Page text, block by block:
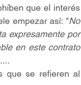
que el interés
empezar así: "No
expresamente por
en este contrato
que se refieren al